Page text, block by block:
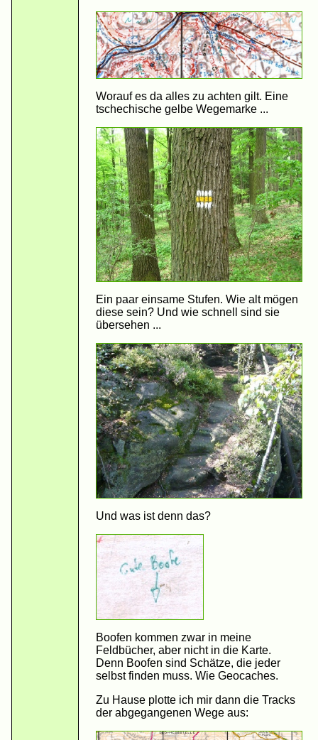
Worauf es da alles zu achten gilt. Eine
tschechische gelbe Wegemarke ...
Ein paar einsame Stufen. Wie alt mögen
diese sein? Und wie schnell sind sie
übersehen ...
Und was ist denn das?
Boofen kommen zwar in meine
Feldbücher, aber nicht in die Karte.
Denn Boofen sind Schätze, die jeder
selbst finden muss. Wie Geocaches.
Zu Hause plotte ich mir dann die Tracks
der abgegangenen Wege aus: